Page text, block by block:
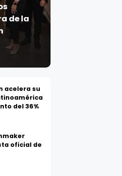
de la
acelera su
del 36%
oficial de